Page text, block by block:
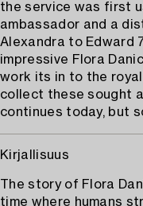
the service was first
ambassador and a
Alexandra to Edward
impressive Flora
work its in to the
collect these sought
continues today, but
Kirjallisuus
The story of Flora
time where humans